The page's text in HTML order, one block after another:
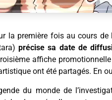
la première fois au cours de
précise sa date de
affiche
ont été partagés. En
du monde de